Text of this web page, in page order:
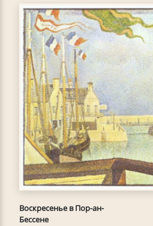
Воскресенье в Пор-ан-
Бессене